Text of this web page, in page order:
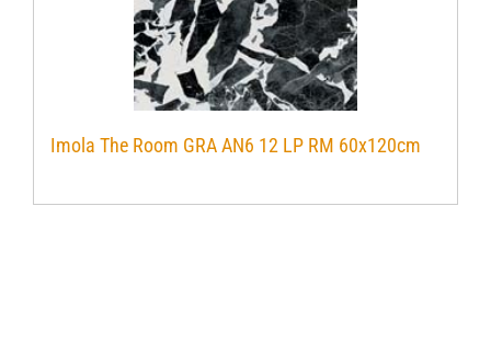
Imola The Room GRA AN6 12 LP RM 60x120cm